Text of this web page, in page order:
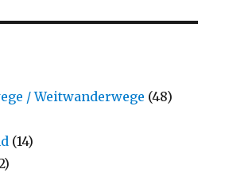
/ Weitwanderwege (48)
(14)